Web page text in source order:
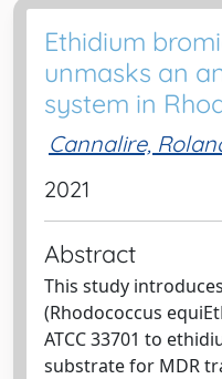
Ethidium
unmasks an
system in
Cannalire,
2021
Abstract
This study
(Rhodococcus
ATCC 33701 to
substrate for MDR